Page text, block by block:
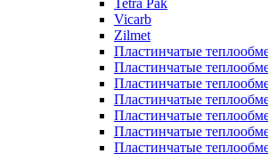
Tetra Pak
Vicarb
Zilmet
Пластинчатые
Пластинчатые
Пластинчатые
Пластинчатые
Пластинчатые
Пластинчатые
Пластинчатые